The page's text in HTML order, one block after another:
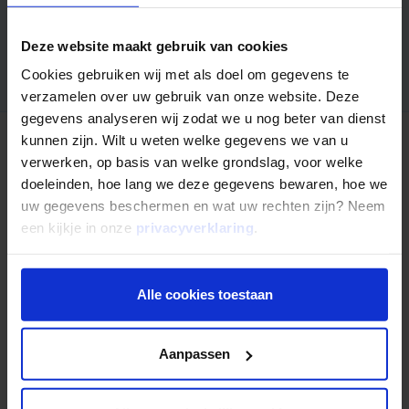
Deze website maakt gebruik van cookies
Cookies gebruiken wij met als doel om gegevens te
verzamelen over uw gebruik van onze website. Deze
gegevens analyseren wij zodat we u nog beter van dienst
kunnen zijn. Wilt u weten welke gegevens we van u
verwerken, op basis van welke grondslag, voor welke
doeleinden, hoe lang we deze gegevens bewaren, hoe we
uw gegevens beschermen en wat uw rechten zijn? Neem
een kijkje in onze privacyverklaring.
Alle cookies toestaan
Aanpassen
notaris, financieel adviseur en makelaar.
Ontvang binnen 5 minuten de must-read
Nog niet uitgelezen?